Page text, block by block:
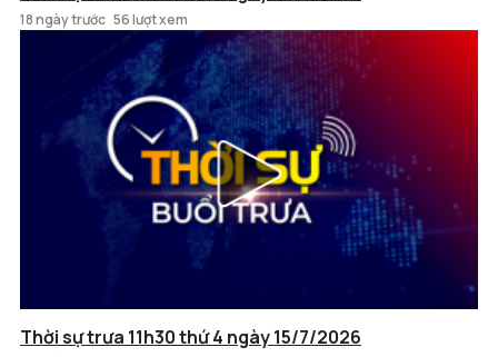
18 ngày trước 56 lượt xem
Thời sự trưa 11h30 thứ 4 ngày 15/7/2026